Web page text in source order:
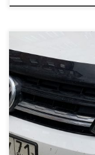
Владелец данного
году, посмотреть
tuning.ru/vw/chip-
машина продана и
мотором. Как
решено поднять
которая душит